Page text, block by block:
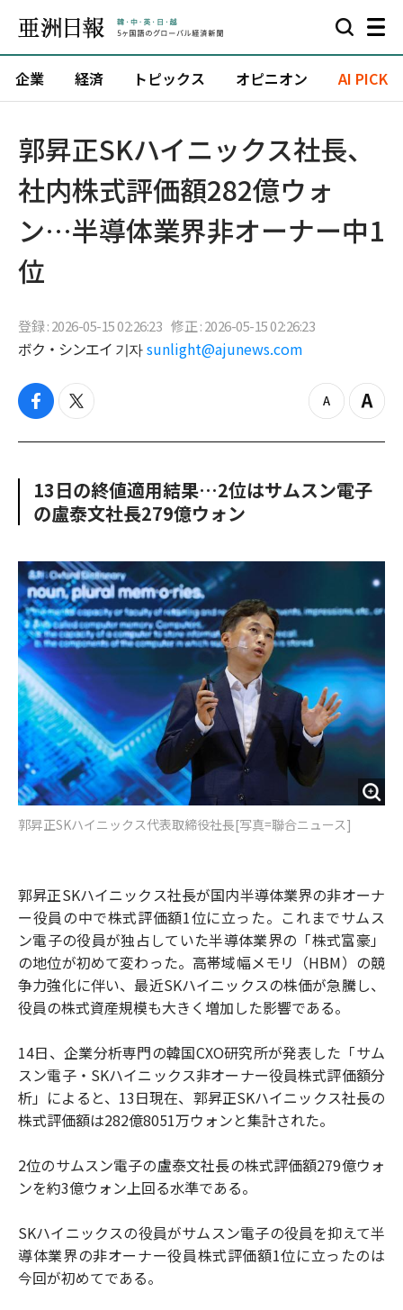
企業 経済 トピックス オピニオン AI PICK
郭昇正SKハイニックス社長、
社内株式評価額282億ウォ
ン…半導体業界非オーナー中1
位
登録 : 2026-05-15 02:26:23 修正 : 2026-05-15 02:26:23
ボク・シンエイ 기자 sunlight@ajunews.com
f
c
o
o
t
i
e
r
z
o
u
Z
o
n
13日の終値適用結果…2位はサムスン電子
の盧泰文社長279億ウォン
郭昇正SKハイニックス代表取締役社長[写真=聯合ニュース]
郭昇正SKハイニックス社長が国内半導体業界の非オーナ
ー役員の中で株式評価額1位に立った。これまでサムス
ン電子の役員が独占していた半導体業界の「株式富豪」
の地位が初めて変わった。高帯域幅メモリ（HBM）の競
争力強化に伴い、最近SKハイニックスの株価が急騰し、
役員の株式資産規模も大きく増加した影響である。
14日、企業分析専門の韓国CXO研究所が発表した「サム
スン電子・SKハイニックス非オーナー役員株式評価額分
析」によると、13日現在、郭昇正SKハイニックス社長の
株式評価額は282億8051万ウォンと集計された。
2位のサムスン電子の盧泰文社長の株式評価額279億ウォ
ンを約3億ウォン上回る水準である。
SKハイニックスの役員がサムスン電子の役員を抑えて半
導体業界の非オーナー役員株式評価額1位に立ったのは
今回が初めてである。